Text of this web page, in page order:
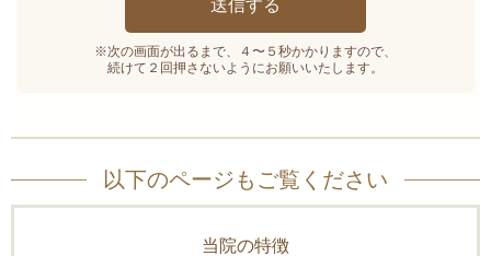
※次の画面が出るまで、４〜５秒かかりますので、
続けて２回押さないようにお願いいたします。
以下のページもご覧ください
当院の特徴